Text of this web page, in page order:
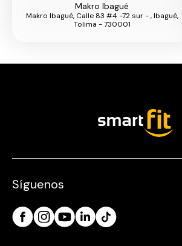
Makro Ibagué
Makro Ibagué, Calle 83 #4 -72 sur - , Ibagué,
Tolima - 730001
Síguenos